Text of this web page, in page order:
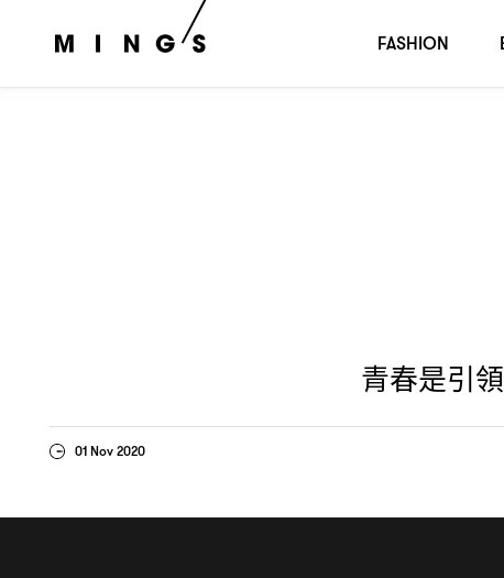
青春是引
01 Nov 2020
FASHION
青春是引領我們勇往直前的夢想號 ｜MING’S 11